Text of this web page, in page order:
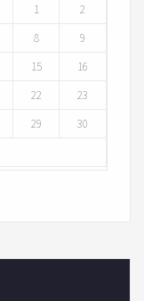
1
2
8
9
15
16
22
23
29
30